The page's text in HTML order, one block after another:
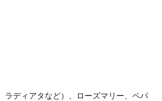
ラディアタなど）、ローズマリー、ペパ